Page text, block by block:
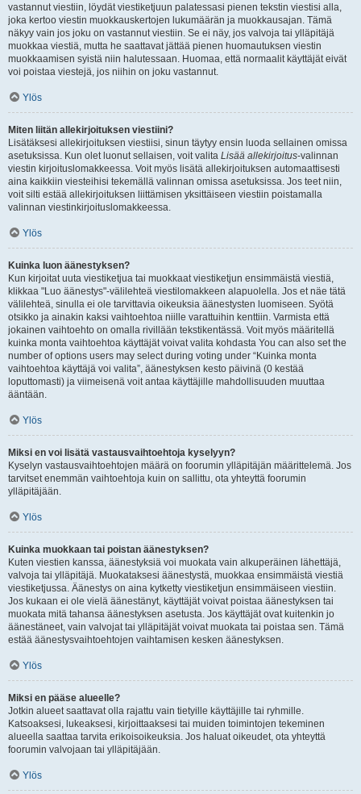
vastannut viestiin, löydät viestiketjuun palatessasi pienen tekstin viestisi alla,
joka kertoo viestin muokkauskertojen lukumäärän ja muokkausajan. Tämä
näkyy vain jos joku on vastannut viestiin. Se ei näy, jos valvoja tai ylläpitäjä
muokkaa viestiä, mutta he saattavat jättää pienen huomautuksen viestin
muokkaamisen syistä niin halutessaan. Huomaa, että normaalit käyttäjät eivät
voi poistaa viestejä, jos niihin on joku vastannut.
Ylös
Miten liitän allekirjoituksen viestiini?
Lisätäksesi allekirjoituksen viestiisi, sinun täytyy ensin luoda sellainen omissa
asetuksissa. Kun olet luonut sellaisen, voit valita Lisää allekirjoitus-valinnan
viestin kirjoituslomakkeessa. Voit myös lisätä allekirjoituksen automaattisesti
aina kaikkiin viesteihisi tekemällä valinnan omissa asetuksissa. Jos teet niin,
voit silti estää allekirjoituksen liittämisen yksittäiseen viestiin poistamalla
valinnan viestinkirjoituslomakkeessa.
Ylös
Kuinka luon äänestyksen?
Kun kirjoitat uuta viestiketjua tai muokkaat viestiketjun ensimmäistä viestiä,
klikkaa "Luo äänestys"-välilehteä viestilomakkeen alapuolella. Jos et näe tätä
välilehteä, sinulla ei ole tarvittavia oikeuksia äänestysten luomiseen. Syötä
otsikko ja ainakin kaksi vaihtoehtoa niille varattuihin kenttiin. Varmista että
jokainen vaihtoehto on omalla rivillään tekstikentässä. Voit myös määritellä
kuinka monta vaihtoehtoa käyttäjät voivat valita kohdasta You can also set the
number of options users may select during voting under “Kuinka monta
vaihtoehtoa käyttäjä voi valita”, äänestyksen kesto päivinä (0 kestää
loputtomasti) ja viimeisenä voit antaa käyttäjille mahdollisuuden muuttaa
ääntään.
Ylös
Miksi en voi lisätä vastausvaihtoehtoja kyselyyn?
Kyselyn vastausvaihtoehtojen määrä on foorumin ylläpitäjän määrittelemä. Jos
tarvitset enemmän vaihtoehtoja kuin on sallittu, ota yhteyttä foorumin
ylläpitäjään.
Ylös
Kuinka muokkaan tai poistan äänestyksen?
Kuten viestien kanssa, äänestyksiä voi muokata vain alkuperäinen lähettäjä,
valvoja tai ylläpitäjä. Muokataksesi äänestystä, muokkaa ensimmäistä viestiä
viestiketjussa. Äänestys on aina kytketty viestiketjun ensimmäiseen viestiin.
Jos kukaan ei ole vielä äänestänyt, käyttäjät voivat poistaa äänestyksen tai
muokata mitä tahansa äänestyksen asetusta. Jos käyttäjät ovat kuitenkin jo
äänestäneet, vain valvojat tai ylläpitäjät voivat muokata tai poistaa sen. Tämä
estää äänestysvaihtoehtojen vaihtamisen kesken äänestyksen.
Ylös
Miksi en pääse alueelle?
Jotkin alueet saattavat olla rajattu vain tietyille käyttäjille tai ryhmille.
Katsoaksesi, lukeaksesi, kirjoittaaksesi tai muiden toimintojen tekeminen
alueella saattaa tarvita erikoisoikeuksia. Jos haluat oikeudet, ota yhteyttä
foorumin valvojaan tai ylläpitäjään.
Ylös